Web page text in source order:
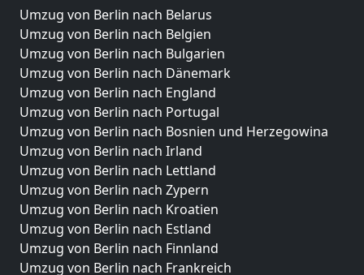
Umzug von Berlin nach Belarus
Umzug von Berlin nach Belgien
Umzug von Berlin nach Bulgarien
Umzug von Berlin nach Dänemark
Umzug von Berlin nach England
Umzug von Berlin nach Portugal
Umzug von Berlin nach Bosnien und Herzegowina
Umzug von Berlin nach Irland
Umzug von Berlin nach Lettland
Umzug von Berlin nach Zypern
Umzug von Berlin nach Kroatien
Umzug von Berlin nach Estland
Umzug von Berlin nach Finnland
Umzug von Berlin nach Frankreich